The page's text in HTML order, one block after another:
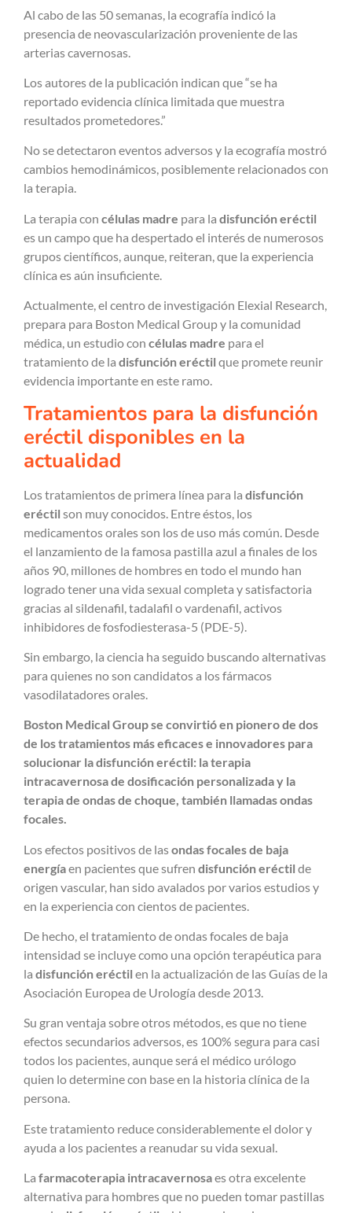
Al cabo de las 50 semanas, la ecografía indicó la
presencia de neovascularización proveniente de las
arterias cavernosas.
Los autores de la publicación indican que “se ha
reportado evidencia clínica limitada que muestra
resultados prometedores.”
No se detectaron eventos adversos y la ecografía mostró
cambios hemodinámicos, posiblemente relacionados con
la terapia.
La terapia con células madre para la disfunción eréctil
es un campo que ha despertado el interés de numerosos
grupos científicos, aunque, reiteran, que la experiencia
clínica es aún insuficiente.
Actualmente, el centro de investigación Elexial Research,
prepara para Boston Medical Group y la comunidad
médica, un estudio con células madre para el
tratamiento de la disfunción eréctil que promete reunir
evidencia importante en este ramo.
Tratamientos para la disfunción
eréctil disponibles en la
actualidad
Los tratamientos de primera línea para la disfunción
eréctil son muy conocidos. Entre éstos, los
medicamentos orales son los de uso más común. Desde
el lanzamiento de la famosa pastilla azul a finales de los
años 90, millones de hombres en todo el mundo han
logrado tener una vida sexual completa y satisfactoria
gracias al sildenafil, tadalafil o vardenafil, activos
inhibidores de fosfodiesterasa-5 (PDE-5).
Sin embargo, la ciencia ha seguido buscando alternativas
para quienes no son candidatos a los fármacos
vasodilatadores orales.
Boston Medical Group se convirtió en pionero de dos
de los tratamientos más eficaces e innovadores para
solucionar la disfunción eréctil: la terapia
intracavernosa de dosificación personalizada y la
terapia de ondas de choque, también llamadas ondas
focales.
Los efectos positivos de lasondas focales de baja
energíaen pacientes que sufren disfunción eréctil de
origen vascular, han sido avalados por varios estudios y
en la experiencia con cientos de pacientes.
De hecho, el tratamiento de ondas focales de baja
intensidad se incluye como una opción terapéutica para
la disfunción eréctil en la actualización de las Guías de la
Asociación Europea de Urología desde 2013.
Su gran ventaja sobre otros métodos, es que no tiene
efectos secundarios adversos, es 100% segura para casi
todos los pacientes, aunque será el médico urólogo
quien lo determine con base en la historia clínica de la
persona.
Este tratamiento reduce considerablemente el dolor y
ayuda a los pacientes a reanudar su vida sexual.
La farmacoterapia intracavernosaes otra excelente
alternativa para hombres que no pueden tomar pastillas